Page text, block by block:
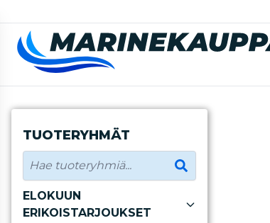
TUOTERYHMÄT
ELOKUUN
ERIKOISTARJOUKSET